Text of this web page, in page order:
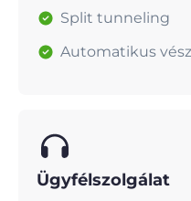
Split tunneling
Automatikus
Ügyfélszolgálat